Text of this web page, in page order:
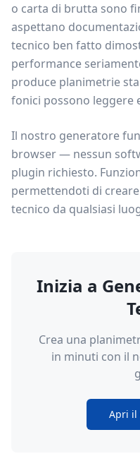
o carta di brutta sono
aspettano
tecnico ben fatto
performance
produce planimetrie
fonici possono leggere
Il nostro generatore
browser — nessun
plugin richiesto.
permettendoti di
tecnico da qualsiasi
Inizia a
Crea una
in minuti con il
Apri il